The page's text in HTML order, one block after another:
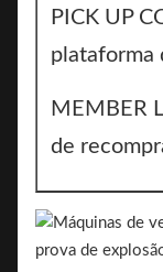
PICK UP
plataforma
MEMBER
de